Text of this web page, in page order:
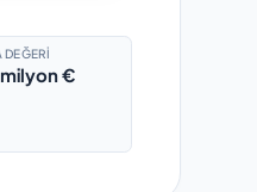
DEĞERI
€